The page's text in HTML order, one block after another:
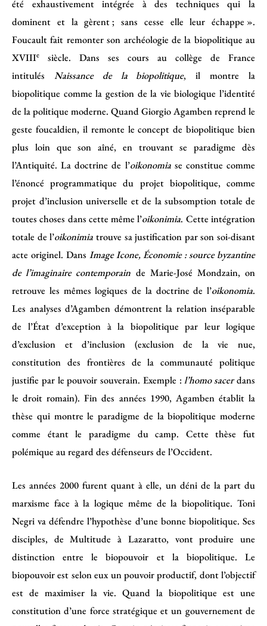
été exhaustivement intégrée à des techniques qui la
dominent et la gèrent ; sans cesse elle leur échappe ».
Foucault fait remonter son archéologie de la biopolitique au
XVIIIe
siècle. Dans ses cours au collège de France
intitulés Naissance de la biopolitique, il montre la
biopolitique comme la gestion de la vie biologique l’identité
de la politique moderne. Quand Giorgio Agamben reprend le
geste foucaldien, il remonte le concept de biopolitique bien
plus loin que son aîné, en trouvant se paradigme dès
l’Antiquité. La doctrine de l’oikonomiase constitue comme
l’énoncé programmatique du projet biopolitique, comme
projet d’inclusion universelle et de la subsomption totale de
toutes choses dans cette même l’oikonimia. Cette intégration
totale de l’oikonimia trouve sa justification par son soi-disant
acte originel. Dans Image Icone, Économie : source byzantine
de l’imaginaire contemporain de Marie-José Mondzain, on
retrouve les mêmes logiques de la doctrine de l’oikonomia.
Les analyses d’Agamben démontrent la relation inséparable
de l’État d’exception à la biopolitique par leur logique
d’exclusion et d’inclusion (exclusion de la vie nue,
constitution des frontières de la communauté politique
justifie par le pouvoir souverain. Exemple :l’homo sacerdans
le droit romain). Fin des années 1990, Agamben établit la
thèse qui montre le paradigme de la biopolitique moderne
comme étant le paradigme du camp. Cette thèse fut
polémique au regard des défenseurs de l’Occident.
Les années 2000 furent quant à elle, un déni de la part du
marxisme face à la logique même de la biopolitique. Toni
Negri va défendre l’hypothèse d’une bonne biopolitique. Ses
disciples, de Multitude à Lazaratto, vont produire une
distinction entre le biopouvoir et la biopolitique. Le
biopouvoir est selon eux un pouvoir productif, dont l’objectif
est de maximiser la vie. Quand la biopolitique est une
constitution d’une force stratégique et un gouvernement de